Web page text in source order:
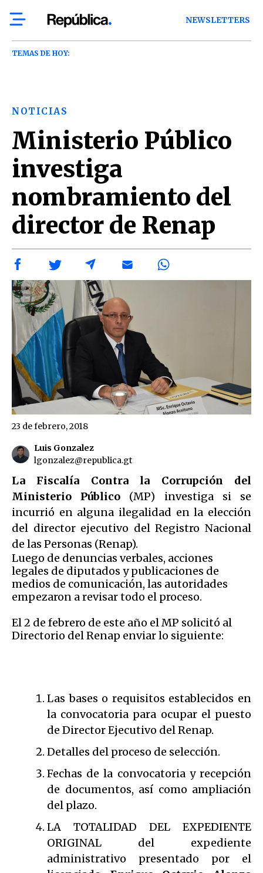
NEWSLETTERS
TEMAS DE HOY:
NOTICIAS
Ministerio Público
investiga
nombramiento del
director de Renap
Luis Gonzalez
lgonzalez@republica.gt
23 de febrero, 2018
La Fiscalía Contra la Corrupción del
Ministerio Público (MP) investiga si se
incurrió en alguna ilegalidad en la elección
del director ejecutivo del Registro Nacional
de las Personas (Renap).
Luego de denuncias verbales, acciones
legales de diputados y publicaciones de
medios de comunicación, las autoridades
empezaron a revisar todo el proceso.
El 2 de febrero de este año el MP solicitó al
Directorio del Renap enviar lo siguiente:
Las bases o requisitos establecidos en
la convocatoria para ocupar el puesto
de Director Ejecutivo del Renap.
Detalles del proceso de selección.
Fechas de la convocatoria y recepción
de documentos, así como ampliación
del plazo.
LA TOTALIDAD DEL EXPEDIENTE
ORIGINAL del expediente
administrativo presentado por el